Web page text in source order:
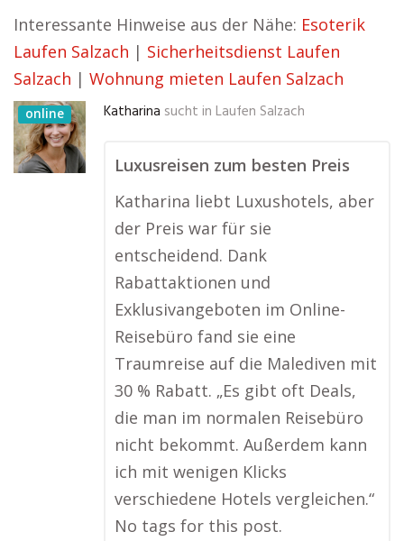
Interessante Hinweise aus der Nähe: Esoterik
Laufen Salzach | Sicherheitsdienst Laufen
Salzach | Wohnung mieten Laufen Salzach
online Katharina sucht in Laufen Salzach
Luxusreisen zum besten Preis
Katharina liebt Luxushotels, aber
der Preis war für sie
entscheidend. Dank
Rabattaktionen und
Exklusivangeboten im Online-
Reisebüro fand sie eine
Traumreise auf die Malediven mit
30 % Rabatt. „Es gibt oft Deals,
die man im normalen Reisebüro
nicht bekommt. Außerdem kann
ich mit wenigen Klicks
verschiedene Hotels vergleichen.“
No tags for this post.